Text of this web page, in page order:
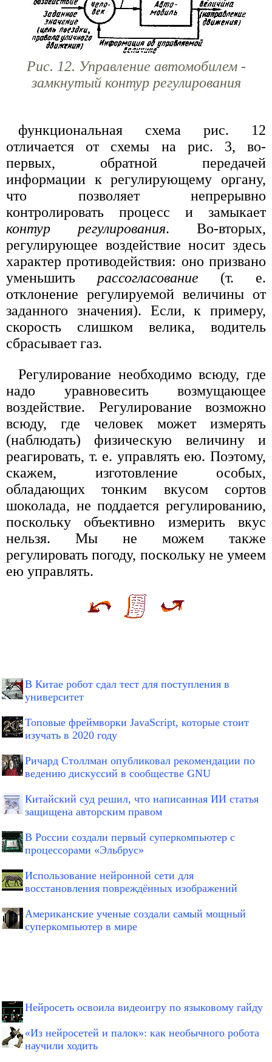
Рис. 12. Управление автомобилем -
замкнутый контур регулирования
функциональная схема рис. 12
отличается от схемы на рис. 3, во-
первых, обратной передачей
информации к регулирующему органу,
что позволяет непрерывно
контролировать процесс и замыкает
контур регулирования. Во-вторых,
регулирующее воздействие носит здесь
характер противодействия: оно призвано
уменьшить рассогласование (т. е.
отклонение регулируемой величины от
заданного значения). Если, к примеру,
скорость слишком велика, водитель
сбрасывает газ.
Регулирование необходимо всюду, где
надо уравновесить возмущающее
воздействие. Регулирование возможно
всюду, где человек может измерять
(наблюдать) физическую величину и
реагировать, т. е. управлять ею. Поэтому,
скажем, изготовление особых,
обладающих тонким вкусом сортов
шоколада, не поддается регулированию,
поскольку объективно измерить вкус
нельзя. Мы не можем также
регулировать погоду, поскольку не умеем
ею управлять.
В Китае робот сдал тест для поступления в
университет
Топовые фреймворки JavaScript, которые стоит
изучать в 2020 году
Ричард Столлман опубликовал рекомендации по
ведению дискуссий в сообществе GNU
Китайский суд решил, что написанная ИИ статья
защищена авторским правом
В России создали первый суперкомпьютер с
процессорами «Эльбрус»
Использование нейронной сети для
восстановления повреждённых изображений
Американские ученые создали самый мощный
суперкомпьютер в мире
Нейросеть освоила видеоигру по языковому гайду
«Из нейросетей и палок»: как необычного робота
научили ходить